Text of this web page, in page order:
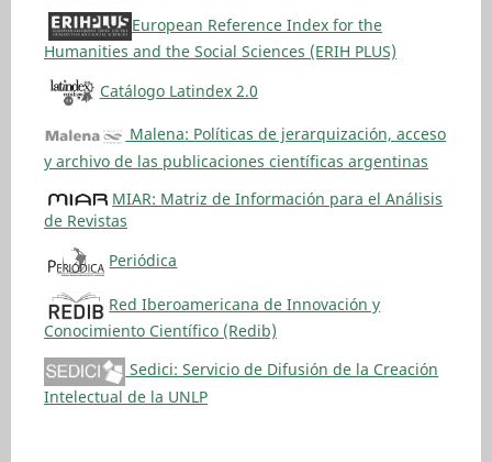
European Reference Index for the
Humanities and the Social Sciences (ERIH PLUS)
Catálogo Latindex 2.0
Malena: Políticas de jerarquización, acceso
y archivo de las publicaciones científicas argentinas
MIAR: Matriz de Información para el Análisis
de Revistas
Periódica
Red Iberoamericana de Innovación y
Conocimiento Científico (Redib)
Sedici: Servicio de Difusión de la Creación
Intelectual de la UNLP